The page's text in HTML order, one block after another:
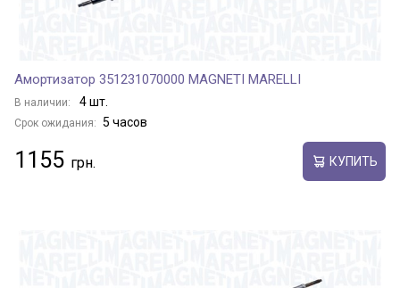
Амортизатор 351231070000 MAGNETI MARELLI
В наличии: 4 шт.
Срок ожидания: 5 часов
1155 КУПИТЬ